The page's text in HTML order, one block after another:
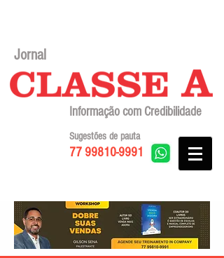
Jornal
Informação com Credibilidade
77 99810-9991
Sugestões de pauta